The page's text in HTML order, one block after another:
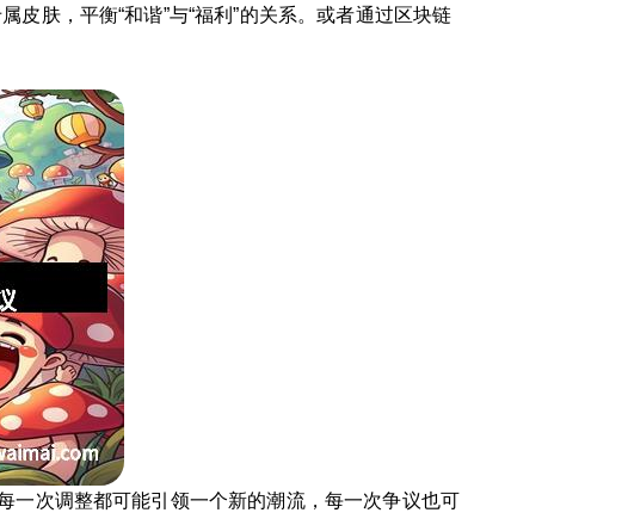
肤，平衡“和谐”与“福利”的关系。或者通过区块链
一次调整都可能引领一个新的潮流，每一次争议也可